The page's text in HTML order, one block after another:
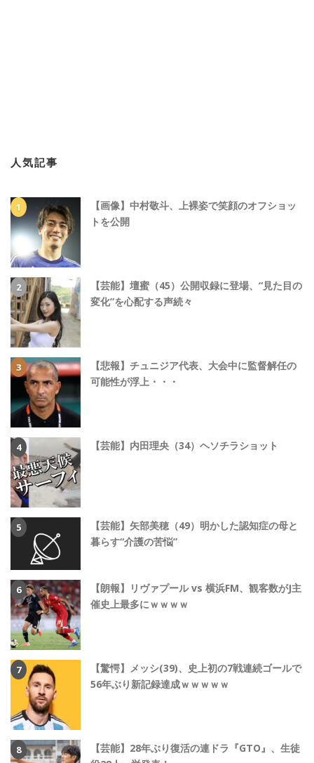
人気記事
【画像】中村敬斗、上裸姿で笑顔のオフショッ
トを公開
【芸能】壇蜜（45）公開収録に登場、“見た目の
変化”を心配する声続々
【悲報】チュニジア代表、大会中に監督解任の
可能性が浮上・・・
【芸能】内田理央（34）ヘソチラショット
【芸能】矢部美穂（49）明かした認知症の母と
暮らす“介護の苦悩”
【朗報】リヴァプール vs 横浜FM、観客数がJ主
催史上最多にｗｗｗｗ
【驚愕】メッシ(39)、史上初の7戦連続ゴールで
56年ぶり新記録達成ｗｗｗｗｗ
【芸能】28年ぶり復活の連ドラ『GTO』、生徒